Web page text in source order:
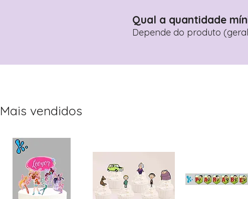
Qual a quantidade
Depende do produto
Mais vendidos